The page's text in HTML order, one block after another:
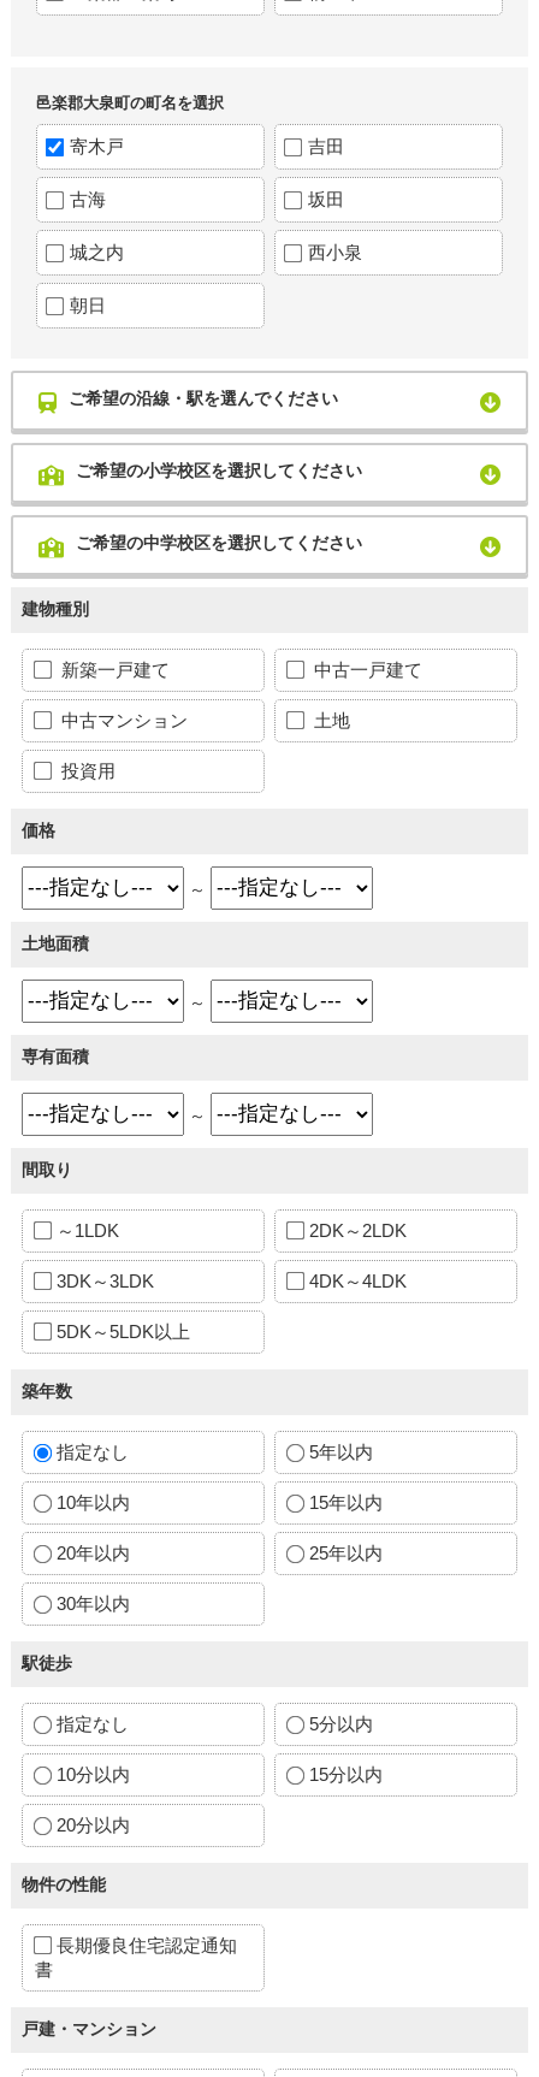
邑楽郡大泉町の町名を選択
寄木戸 吉田
古海 坂田
城之内 西小泉
朝日
ご希望の沿線・駅を選んでください
ご希望の小学校区を選択してください
ご希望の中学校区を選択してください
建物種別
新築一戸建て 中古一戸建て
中古マンション 土地
投資用
価格
～
土地面積
～
専有面積
～
間取り
～1LDK 2DK～2LDK
3DK～3LDK 4DK～4LDK
5DK～5LDK以上
築年数
指定なし 5年以内
10年以内 15年以内
20年以内 25年以内
30年以内
駅徒歩
指定なし 5分以内
10分以内 15分以内
20分以内
物件の性能
長期優良住宅認定通知
書
戸建・マンション